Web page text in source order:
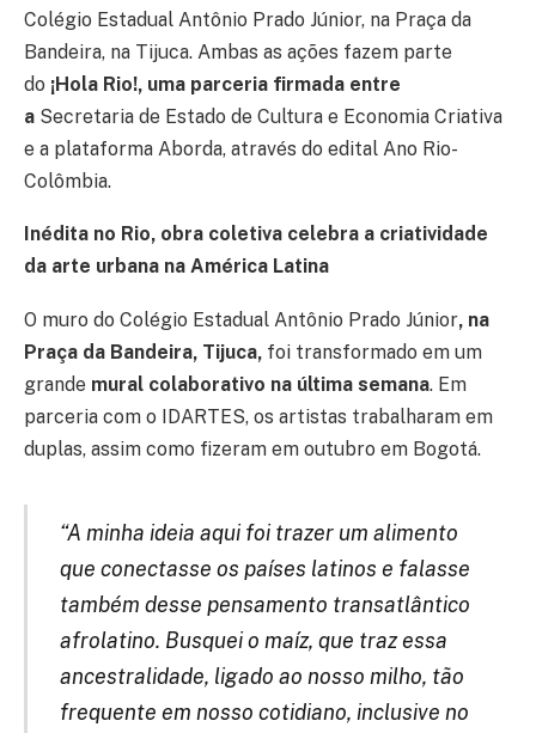
Colégio Estadual Antônio Prado Júnior, na Praça da
Bandeira, na Tijuca. Ambas as ações fazem parte
do ¡Hola Rio!, uma parceria firmada entre
a Secretaria de Estado de Cultura e Economia Criativa
e a plataforma Aborda, através do edital Ano Rio-
Colômbia.
Inédita no Rio, obra coletiva celebra a criatividade
da arte urbana na América Latina
O muro do Colégio Estadual Antônio Prado Júnior, na
Praça da Bandeira, Tijuca, foi transformado em um
grande mural colaborativo na última semana. Em
parceria com o IDARTES, os artistas trabalharam em
duplas, assim como fizeram em outubro em Bogotá.
“A minha ideia aqui foi trazer um alimento
que conectasse os países latinos e falasse
também desse pensamento transatlântico
afrolatino. Busquei o maíz, que traz essa
ancestralidade, ligado ao nosso milho, tão
frequente em nosso cotidiano, inclusive no